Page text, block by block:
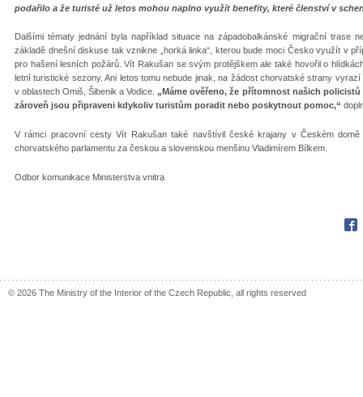
podařilo a že turisté už letos mohou naplno využít benefity, které členství v
Dalšími tématy jednání byla například situace na západobalkánské migrační trase
základě dnešní diskuse tak vznikne „horká linka“, kterou bude moci Česko využít v
pro hašení lesních požárů. Vít Rakušan se svým protějškem ale také hovořil o
letní turistické sezony. Ani letos tomu nebude jinak, na žádost chorvatské strany
v oblastech Omiš, Šibenik a Vodice.„Máme ověřeno, že přítomnost našich
zároveň jsou připraveni kdykoliv turistům poradit nebo poskytnout pomoc,“
V rámci pracovní cesty Vít Rakušan také navštívil české krajany v Českém
chorvatského parlamentu za českou a slovenskou menšinu Vladimírem Bílkem.
Odbor komunikace Ministerstva vnitra
© 2026 The Ministry of the Interior of the Czech Republic, all rights reserved